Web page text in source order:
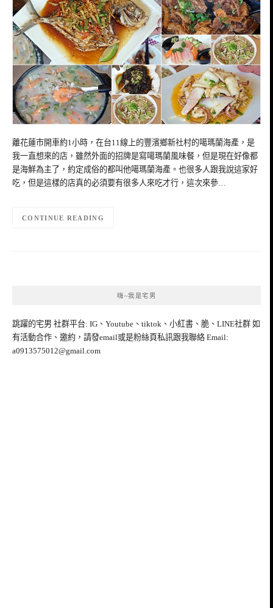
離花蓮市開車約1小時，在台11線上的豐濱鄉新社村的噶瑪蘭海產，是
我一直想來的店，雖然外面的招牌是寫噶瑪蘭風味餐，但是現在好像都
是海鮮為主了，約定成俗的都叫他噶瑪蘭海產。也很多人跟我說這家好
吃，但是這樣的店真的必須要有很多人來吃才行，這次來參…
CONTINUE READING
嗨~我是宅男
跳躍的宅男 社群平台: IG、Youtube、tiktok、小紅書、脆、LINE社群 如
有活動合作、邀約，請發email或是粉絲頁私訊跟我聯絡 Email:
a0913575012@gmail.com